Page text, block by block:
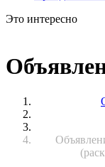
Это интересно